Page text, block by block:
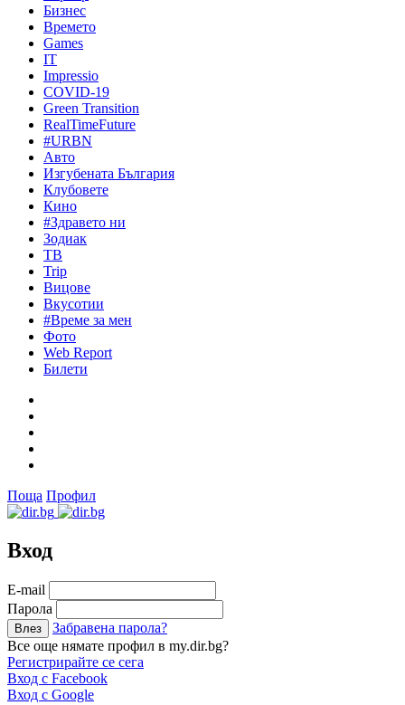
Бизнес
Времето
Games
IT
Impressio
COVID-19
Green Transition
RealTimeFuture
#URBN
Авто
Изгубената България
Клубовете
Кино
#Здравето ни
Зодиак
ТВ
Trip
Вицове
Вкусотии
#Време за мен
Фото
Web Report
Билети
Поща Профил
Вход
Е-mail
Парола
Забравена парола?
Все още нямате профил в my.dir.bg?
Регистрирайте се сега
Вход с Facebook
Вход с Google